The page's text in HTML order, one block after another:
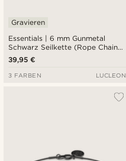
Essentials | 6 mm Gunmetal
Schwarz Seilkette (Rope Chain)
Halskette
Gravieren
39,95 €
3 FARBEN LUCLEON